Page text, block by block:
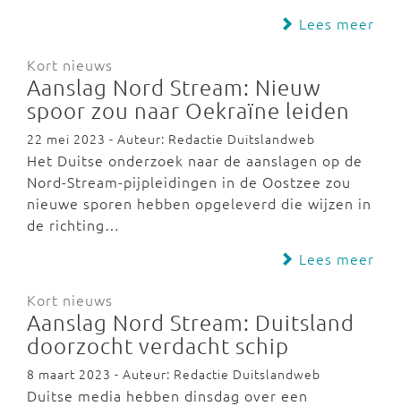
Lees meer
Kort nieuws
Aanslag Nord Stream: Nieuw
spoor zou naar Oekraïne leiden
22 mei 2023 - Auteur: Redactie Duitslandweb
Het Duitse onderzoek naar de aanslagen op de
Nord-Stream-pijpleidingen in de Oostzee zou
nieuwe sporen hebben opgeleverd die wijzen in
de richting…
Lees meer
Kort nieuws
Aanslag Nord Stream: Duitsland
doorzocht verdacht schip
8 maart 2023 - Auteur: Redactie Duitslandweb
Duitse media hebben dinsdag over een